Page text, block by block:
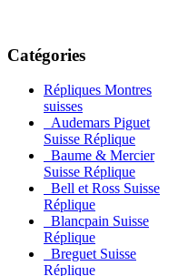
Catégories
Répliques Montres
suisses
Audemars Piguet
Suisse Réplique
Baume & Mercier
Suisse Réplique
Bell et Ross Suisse
Réplique
Blancpain Suisse
Réplique
Breguet Suisse
Réplique